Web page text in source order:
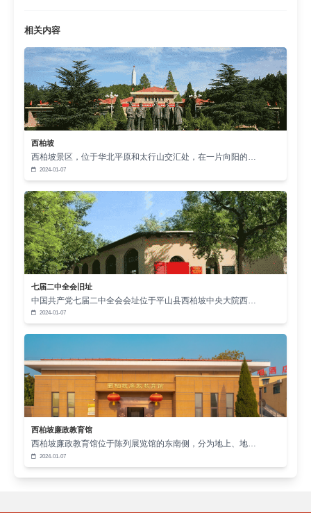
相关内容
西柏坡
西柏坡景区，位于华北平原和太行山交汇处，在一片向阳的…
2024-01-07
七届二中全会旧址
中国共产党七届二中全会会址位于平山县西柏坡中央大院西…
2024-01-07
西柏坡廉政教育馆
西柏坡廉政教育馆位于陈列展览馆的东南侧，分为地上、地…
2024-01-07